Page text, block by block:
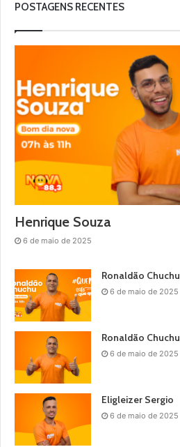
POSTAGENS RECENTES
Henrique Souza
6 de maio de 2025
Ronaldão Chuchu
6 de maio de 2025
Ronaldão Chuchu
6 de maio de 2025
Eligleizer Sergio
6 de maio de 2025